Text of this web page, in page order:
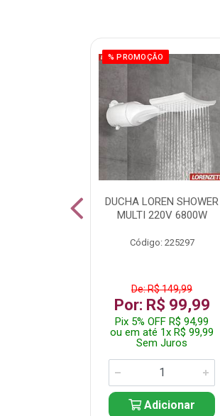
% PROMOÇÃO
DUCHA LOREN SHOWER
MULTI 220V 6800W
Código: 225297
De: R$ 149,99
Por: R$ 99,99
Pix 5% OFF R$ 94,99
ou em até 1x R$ 99,99
Sem Juros
Adicionar